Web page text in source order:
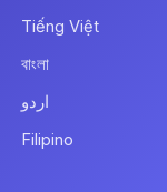
Tiếng Việt
বাংলা
اردو
Filipino